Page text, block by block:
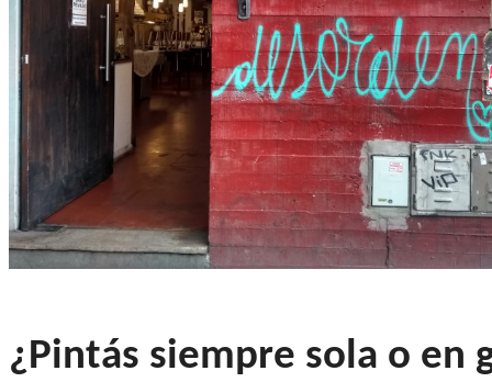
¿Pintás siempre sola o en